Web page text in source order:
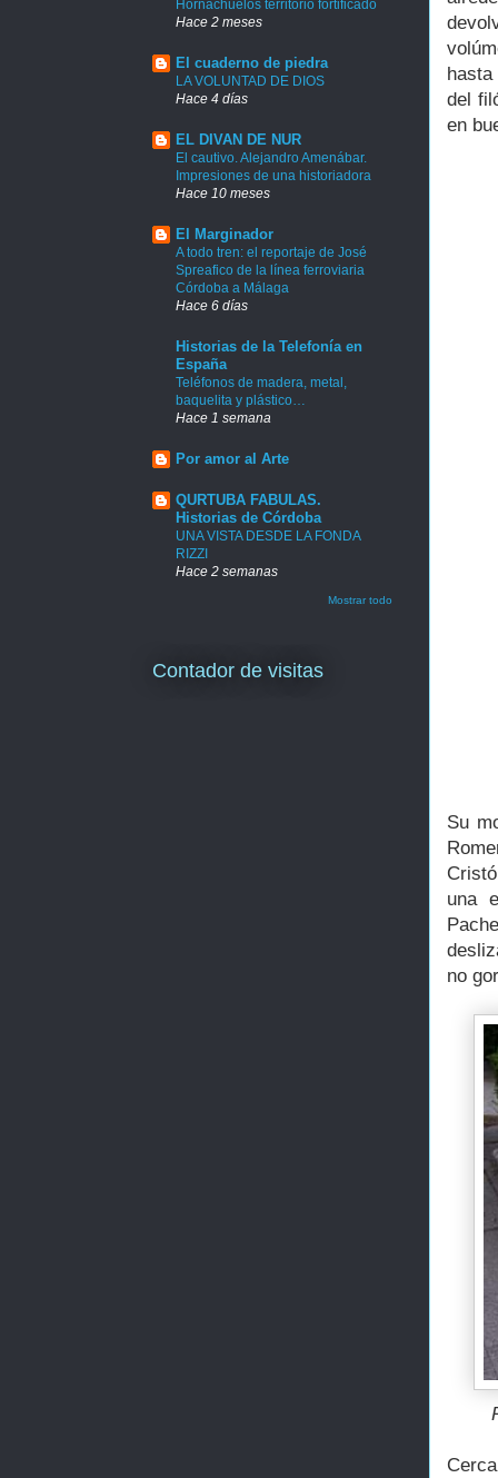
del
en
Su
una
no
Hornachuelos territorio fortificado
Hace 2 meses
El cuaderno de piedra
LA VOLUNTAD DE DIOS
Hace 4 días
EL DIVAN DE NUR
El cautivo. Alejandro Amenábar.
Impresiones de una historiadora
Hace 10 meses
El Marginador
A todo tren: el reportaje de José
Spreafico de la línea ferroviaria
Córdoba a Málaga
Hace 6 días
Historias de la Telefonía en
España
Teléfonos de madera, metal,
baquelita y plástico…
Hace 1 semana
Por amor al Arte
QURTUBA FABULAS.
Historias de Córdoba
UNA VISTA DESDE LA FONDA
RIZZI
Hace 2 semanas
Mostrar todo
Contador de visitas